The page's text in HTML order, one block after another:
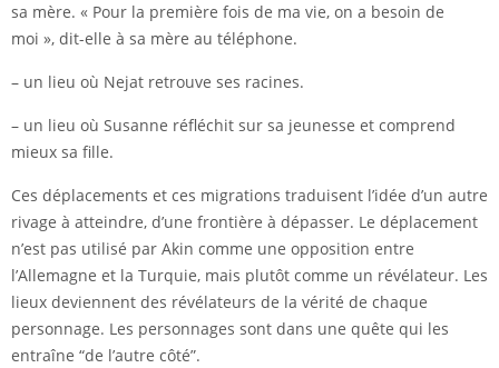
sa mère. « Pour la première fois de ma vie, on a besoin de
moi », dit-elle à sa mère au téléphone.
– un lieu où Nejat retrouve ses racines.
– un lieu où Susanne réfléchit sur sa jeunesse et comprend
mieux sa fille.
Ces déplacements et ces migrations traduisent l’idée d’un autre
rivage à atteindre, d’une frontière à dépasser. Le déplacement
n’est pas utilisé par Akin comme une opposition entre
l’Allemagne et la Turquie, mais plutôt comme un révélateur. Les
lieux deviennent des révélateurs de la vérité de chaque
personnage. Les personnages sont dans une quête qui les
entraîne “de l’autre côté”.